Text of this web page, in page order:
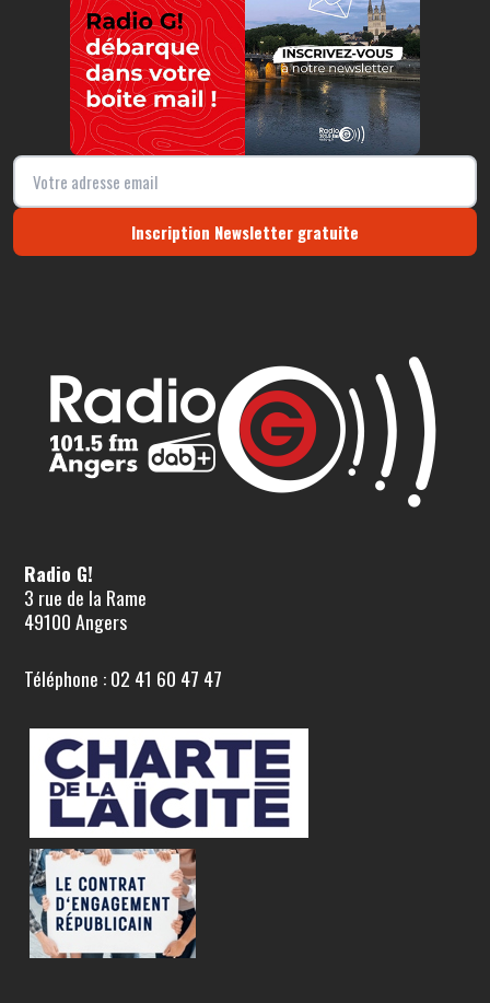
Inscription Newsletter gratuite
Radio G!
3 rue de la Rame
49100 Angers
Téléphone : 02 41 60 47 47